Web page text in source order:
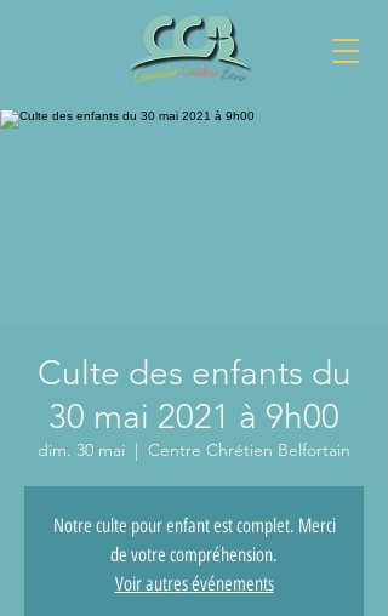
Culte des enfants du
30 mai 2021 à 9h00
dim. 30 mai
  |
Centre Chrétien Belfortain
Notre culte pour enfant est complet. Merci
de votre compréhension.
Voir autres événements